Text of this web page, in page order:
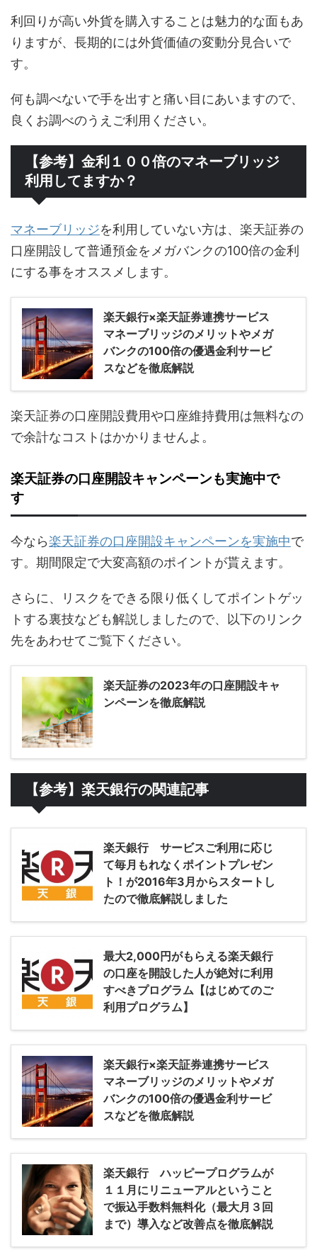
利回りが高い外貨を購入することは魅力的な面もあ
りますが、長期的には外貨価値の変動分見合いで
す。
何も調べないで手を出すと痛い目にあいますので、
良くお調べのうえご利用ください。
【参考】金利１００倍のマネーブリッジ
利用してますか？
マネーブリッジを利用していない方は、楽天証券の
口座開設して普通預金をメガバンクの100倍の金利
にする事をオススメします。
楽天銀行×楽天証券連携サービス
マネーブリッジのメリットやメガ
バンクの100倍の優遇金利サービ
スなどを徹底解説
楽天証券の口座開設費用や口座維持費用は無料なの
で余計なコストはかかりませんよ。
楽天証券の口座開設キャンペーンも実施中で
す
今なら楽天証券の口座開設キャンペーンを実施中で
す。期間限定で大変高額のポイントが貰えます。
さらに、リスクをできる限り低くしてポイントゲッ
トする裏技なども解説しましたので、以下のリンク
先をあわせてご覧下ください。
楽天証券の2023年の口座開設キャ
ンペーンを徹底解説
【参考】楽天銀行の関連記事
楽天銀行 サービスご利用に応じ
て毎月もれなくポイントプレゼン
ト！が2016年3月からスタートし
たので徹底解説しました
最大2,000円がもらえる楽天銀行
の口座を開設した人が絶対に利用
すべきプログラム【はじめてのご
利用プログラム】
楽天銀行×楽天証券連携サービス
マネーブリッジのメリットやメガ
バンクの100倍の優遇金利サービ
スなどを徹底解説
楽天銀行 ハッピープログラムが
１１月にリニューアルということ
で振込手数料無料化（最大月３回
まで）導入など改善点を徹底解説